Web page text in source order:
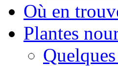
Où en
Plantes